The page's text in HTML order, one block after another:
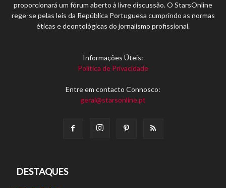
proporcionará um fórum aberto à livre discussão. O StarsOnline
rege-se pelas leis da República Portuguesa cumprindo as normas
éticas e deontológicas do jornalismo profissional.
Informações Úteis:
Política de Privacidade
Entre em contacto Connosco:
geral@starsonline.pt
DESTAQUES